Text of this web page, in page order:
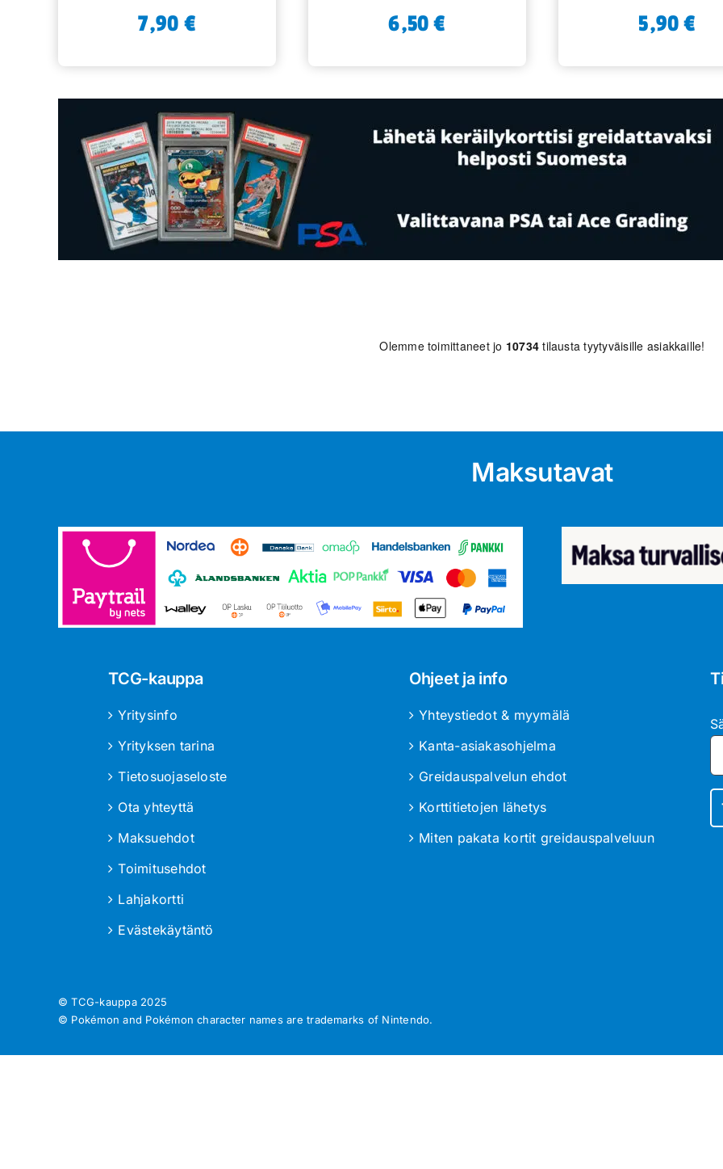
7,90 € 6,50€ 5,90€
Olemme toimittaneet jo 10734 tilausta tyytyväisille asiakkaille!
Maksutavat
TCG-kauppa
Yritysinfo
Yrityksen tarina
Tietosuojaseloste
Ota yhteyttä
Maksuehdot
Toimitusehdot
Lahjakortti
Evästekäytäntö
Ohjeet ja info
Yhteystiedot & myymälä
Kanta-asiakasohjelma
Greidauspalvelun ehdot
Korttitietojen lähetys
Miten pakata kortit greidauspalveluun
© TCG-kauppa 2025
© Pokémon and Pokémon character names are trademarks of Nintendo.